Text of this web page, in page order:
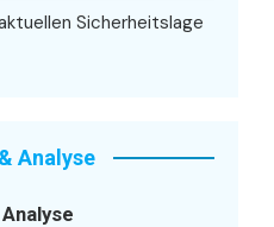
Sicherheitslage
Analyse